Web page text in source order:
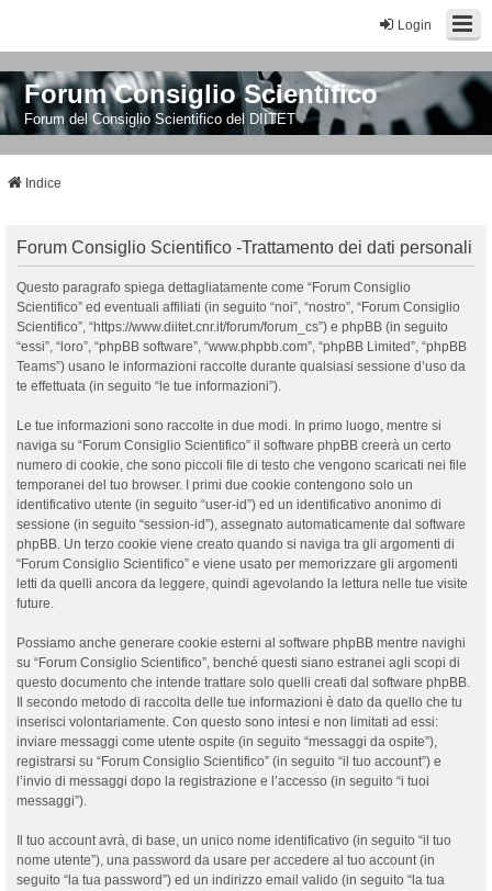
Login
Forum Consiglio Scientifico
Forum del Consiglio Scientifico del DIITET
Indice
Forum Consiglio Scientifico -Trattamento dei dati personali
Questo paragrafo spiega dettagliatamente come “Forum Consiglio
Scientifico” ed eventuali affiliati (in seguito “noi”, “nostro”, “Forum Consiglio
Scientifico”, “https://www.diitet.cnr.it/forum/forum_cs”) e phpBB (in seguito
“essi”, “loro”, “phpBB software”, “www.phpbb.com”, “phpBB Limited”, “phpBB
Teams”) usano le informazioni raccolte durante qualsiasi sessione d’uso da
te effettuata (in seguito “le tue informazioni”).
Le tue informazioni sono raccolte in due modi. In primo luogo, mentre si
naviga su “Forum Consiglio Scientifico” il software phpBB creerà un certo
numero di cookie, che sono piccoli file di testo che vengono scaricati nei file
temporanei del tuo browser. I primi due cookie contengono solo un
identificativo utente (in seguito “user-id”) ed un identificativo anonimo di
sessione (in seguito “session-id”), assegnato automaticamente dal software
phpBB. Un terzo cookie viene creato quando si naviga tra gli argomenti di
“Forum Consiglio Scientifico” e viene usato per memorizzare gli argomenti
letti da quelli ancora da leggere, quindi agevolando la lettura nelle tue visite
future.
Possiamo anche generare cookie esterni al software phpBB mentre navighi
su “Forum Consiglio Scientifico”, benché questi siano estranei agli scopi di
questo documento che intende trattare solo quelli creati dal software phpBB.
Il secondo metodo di raccolta delle tue informazioni è dato da quello che tu
inserisci volontariamente. Con questo sono intesi e non limitati ad essi:
inviare messaggi come utente ospite (in seguito “messaggi da ospite”),
registrarsi su “Forum Consiglio Scientifico” (in seguito “il tuo account”) e
l’invio di messaggi dopo la registrazione e l’accesso (in seguito “i tuoi
messaggi”).
Il tuo account avrà, di base, un unico nome identificativo (in seguito “il tuo
nome utente”), una password da usare per accedere al tuo account (in
seguito “la tua password”) ed un indirizzo email valido (in seguito “la tua